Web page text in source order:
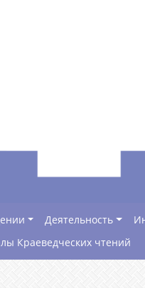
Деятельность
Краеведческих чтений